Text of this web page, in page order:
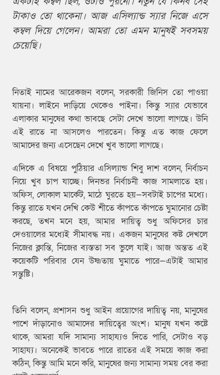
টাকাও তো থাকেনা। আজ এসিল্যান্ড স্যার নিজে এসে
কম্বল দিয়ে গেলেন। আমরা তো এমন মানুষই সবসময়
চেয়েছি।
নিতাই নামের আরেকজন বলেন, সরকারী জিনিস তো পাওয়া
যায়না। লাইনে দাড়িয়ে থেকেও পাইনা। কিন্তু স্যার যেভাবে
এলাকার মানুষের কথা ভাবছে সেটা দেখে ভালো লাগছে। উনি
এই রাতে না আসলেও পারতেন। কিন্তু এত কাজ ফেলে
আমাদের জন্য এসেছেন দেখে খুব ভালো লাগছে।
এদিকে এ বিষয়ে পুঠিয়ার এসিল্যান্ড শিবু দাশ বলেন, নির্বাচন
নিয়ে খুব চাপ যাচ্ছে। দিনভর নির্বাচনী কাজ সামলাতে হয়।
অফিস, লোকাল মার্কেট, মাঠে ঘুরতে হয়—সবটাই চাপের মধ্যে।
কিন্তু রাতে যখন দেখি কেউ শীতে কাঁপতে কাঁপতে ঘুমানোর চেষ্টা
করছে, তখন মনে হয়, আমার দায়িত্ব শুধু অফিসের চার
দেওয়ালের মধ্যেই সীমাবদ্ধ নয়। একজন মানুষের কষ্ট দেখলে
নিজের ক্লান্তি, নিজের ব্যস্ততা সব ভুলে যাই। আজ অন্তত এই
কয়েকটি পরিবার যেন উষ্ণতায় ঘুমাতে পারে—এটাই আমার
সন্তুষ্টি।
তিনি বলেন, প্রশাসন শুধু আইন প্রয়োগের দায়িত্ব নয়, মানুষের
পাশে দাঁড়ানোও আমাদের দায়িত্বের অংশ। মানুষ যখন কষ্টে
থাকে, আমরা যদি সামান্য সাহায্যও দিতে পারি, সেটাও বড়
সাহায্য। অনেকেই ভাবতে পারে রাতের এই সময়ে কাজ করা
কঠিন, কিন্তু আমি মনে করি, মানুষের জন্য সামান্য সময় বের করা